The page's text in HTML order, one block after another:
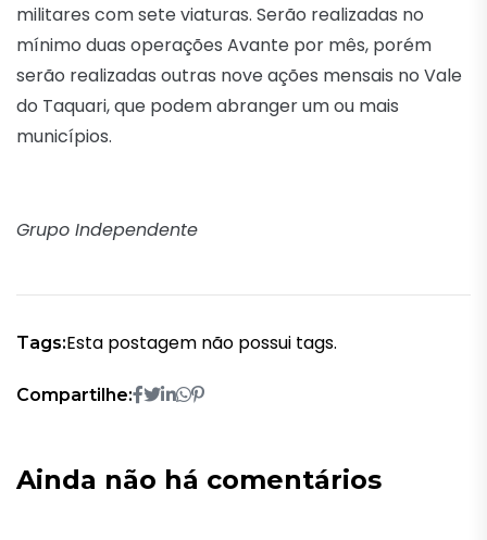
militares com sete viaturas. Serão realizadas no
mínimo duas operações Avante por mês, porém
serão realizadas outras nove ações mensais no Vale
do Taquari, que podem abranger um ou mais
municípios.
Grupo Independente
Tags:Esta postagem não possui tags.
Compartilhe:
Ainda não há comentários